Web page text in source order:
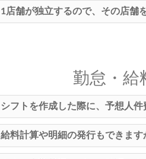
1店舗が独立するので、その店舗
勤怠・給
シフトを作成した際に、予想人
給料計算や明細の発行もできます